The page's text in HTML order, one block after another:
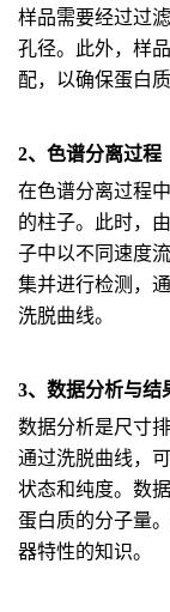
样品需要经过过
孔径。此外，样
配，以确保蛋白
2、色谱分离过程
在色谱分离过程
的柱子。此时，
子中以不同速度
集并进行检测，
洗脱曲线。
3、数据分析与结
数据分析是尺寸
通过洗脱曲线，
状态和纯度。数
蛋白质的分子量
器特性的知识。